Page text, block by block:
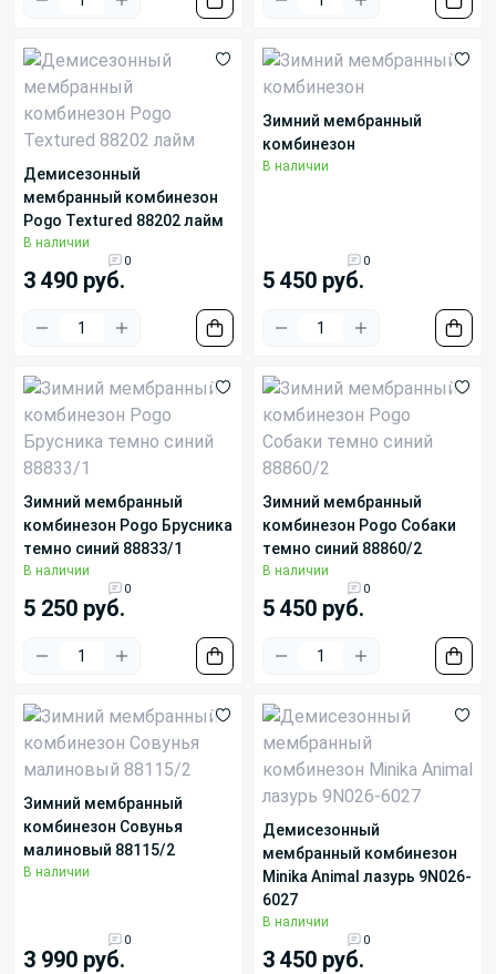
Демисезонный
мембранный комбинезон
Pogo Textured 88202 лайм
В наличии
0
3 490 руб.
Зимний мембранный
комбинезон
В наличии
0
5 450 руб.
Зимний мембранный
комбинезон Pogo Брусника
темно синий 88833/1
В наличии
0
5 250 руб.
Зимний мембранный
комбинезон Pogo Собаки
темно синий 88860/2
В наличии
0
5 450 руб.
Зимний мембранный
комбинезон Совунья
малиновый 88115/2
В наличии
0
3 990 руб.
Демисезонный
мембранный комбинезон
Minika Animal лазурь 9N026-
6027
В наличии
0
3 450 руб.